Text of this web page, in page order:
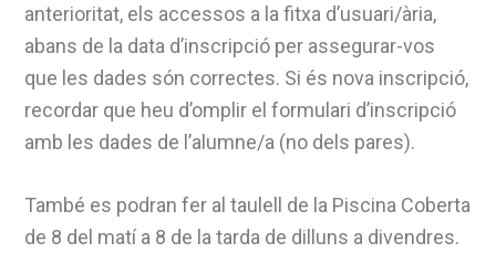
anterioritat, els accessos a la fitxa d’usuari/ària,
abans de la data d’inscripció per assegurar-vos
que les dades són correctes. Si és nova inscripció,
recordar que heu d’omplir el formulari d’inscripció
amb les dades de l’alumne/a (no dels pares).
També es podran fer al taulell de la Piscina Coberta
de 8 del matí a 8 de la tarda de dilluns a divendres.